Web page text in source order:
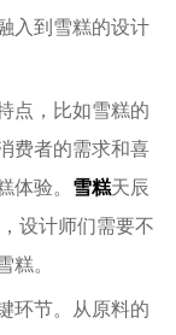
入到雪糕的设计
点，比如雪糕的
费者的需求和喜
体验。 雪糕天辰
设计师们需要不
糕。
环节。从原料的